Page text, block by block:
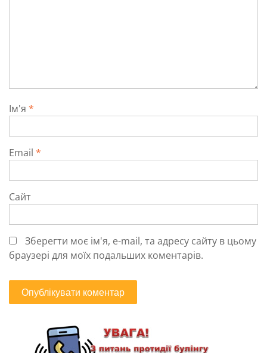
Ім'я *
Email *
Сайт
Зберегти моє ім'я, e-mail, та адресу сайту в цьому
браузері для моїх подальших коментарів.